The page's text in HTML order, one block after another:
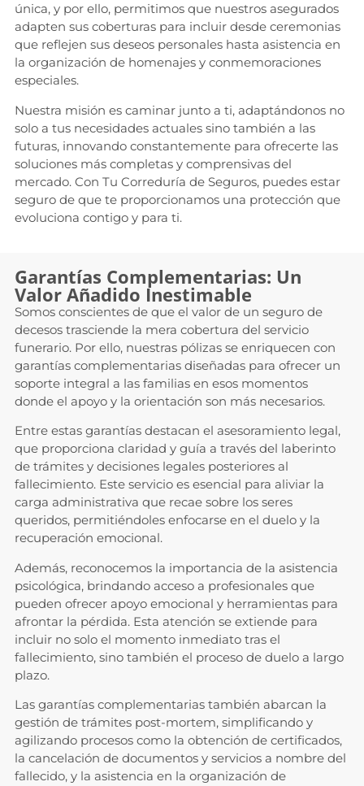
única, y por ello, permitimos que nuestros asegurados
adapten sus coberturas para incluir desde ceremonias
que reflejen sus deseos personales hasta asistencia en
la organización de homenajes y conmemoraciones
especiales.
Nuestra misión es caminar junto a ti, adaptándonos no
solo a tus necesidades actuales sino también a las
futuras, innovando constantemente para ofrecerte las
soluciones más completas y comprensivas del
mercado. Con Tu Correduría de Seguros, puedes estar
seguro de que te proporcionamos una protección que
evoluciona contigo y para ti.
Garantías Complementarias: Un
Valor Añadido Inestimable
Somos conscientes de que el valor de un seguro de
decesos trasciende la mera cobertura del servicio
funerario. Por ello, nuestras pólizas se enriquecen con
garantías complementarias diseñadas para ofrecer un
soporte integral a las familias en esos momentos
donde el apoyo y la orientación son más necesarios.
Entre estas garantías destacan el asesoramiento legal,
que proporciona claridad y guía a través del laberinto
de trámites y decisiones legales posteriores al
fallecimiento. Este servicio es esencial para aliviar la
carga administrativa que recae sobre los seres
queridos, permitiéndoles enfocarse en el duelo y la
recuperación emocional.
Además, reconocemos la importancia de la asistencia
psicológica, brindando acceso a profesionales que
pueden ofrecer apoyo emocional y herramientas para
afrontar la pérdida. Esta atención se extiende para
incluir no solo el momento inmediato tras el
fallecimiento, sino también el proceso de duelo a largo
plazo.
Las garantías complementarias también abarcan la
gestión de trámites post-mortem, simplificando y
agilizando procesos como la obtención de certificados,
la cancelación de documentos y servicios a nombre del
fallecido, y la asistencia en la organización de